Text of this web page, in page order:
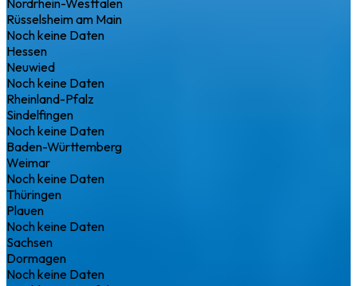
Rüsselsheim am Main
Noch keine Daten
Hessen
Neuwied
Noch keine Daten
Rheinland-Pfalz
Sindelfingen
Noch keine Daten
Baden-Württemberg
Weimar
Noch keine Daten
Thüringen
Plauen
Noch keine Daten
Sachsen
Dormagen
Noch keine Daten